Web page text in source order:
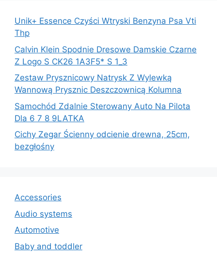
Unik+ Essence Czyści Wtryski Benzyna Psa Vti
Thp
Calvin Klein Spodnie Dresowe Damskie Czarne
Z Logo S CK26 1A3F5* S 1_3
Zestaw Prysznicowy Natrysk Z Wylewką
Wannową Prysznic Deszczownicą Kolumna
Samochód Zdalnie Sterowany Auto Na Pilota
Dla 6 7 8 9LATKA
Cichy Zegar Ścienny odcienie drewna, 25cm,
bezgłośny
Accessories
Audio systems
Automotive
Baby and toddler